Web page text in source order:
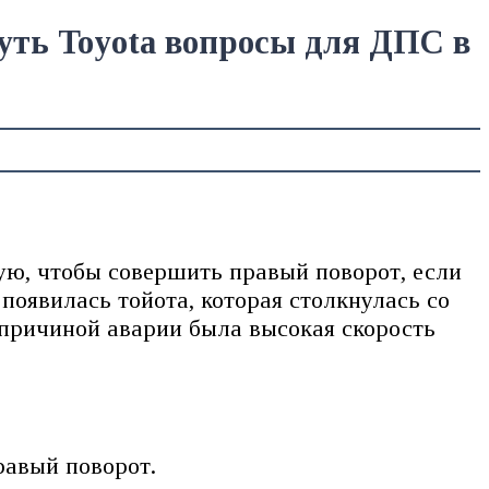
Toyota вопросы для ДПС в
чтобы совершить правый поворот, если
тойота, которая столкнулась со
аварии была высокая скорость
поворот.